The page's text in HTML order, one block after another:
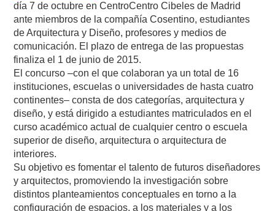
día 7 de octubre en CentroCentro Cibeles de Madrid
ante miembros de la compañía Cosentino, estudiantes
de Arquitectura y Diseño, profesores y medios de
comunicación. El plazo de entrega de las propuestas
finaliza el 1 de junio de 2015.
El concurso –con el que colaboran ya un total de 16
instituciones, escuelas o universidades de hasta cuatro
continentes– consta de dos categorías, arquitectura y
diseño, y está dirigido a estudiantes matriculados en el
curso académico actual de cualquier centro o escuela
superior de diseño, arquitectura o arquitectura de
interiores.
Su objetivo es fomentar el talento de futuros diseñadores
y arquitectos, promoviendo la investigación sobre
distintos planteamientos conceptuales en torno a la
configuración de espacios, a los materiales y a los